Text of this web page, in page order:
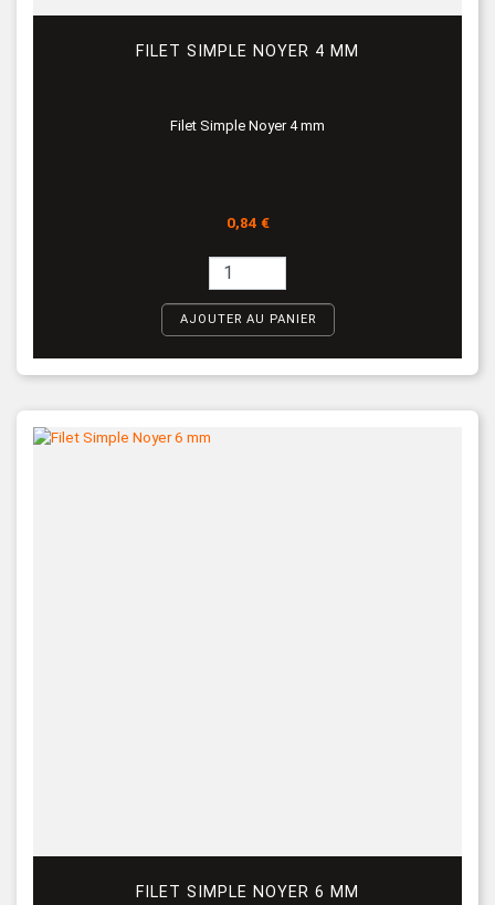
FILET SIMPLE NOYER 4 MM
Filet Simple Noyer 4 mm
Prix
0,84 €
AJOUTER AU PANIER
FILET SIMPLE NOYER 6 MM